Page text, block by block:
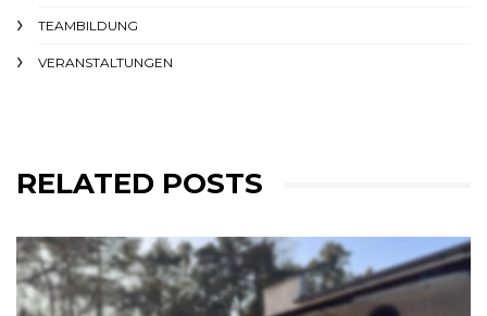
TEAMBILDUNG
VERANSTALTUNGEN
RELATED POSTS